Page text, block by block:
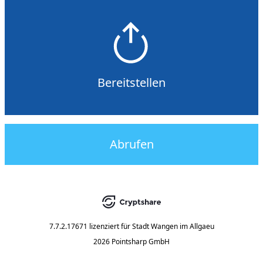
Bereitstellen
Abrufen
7.7.2.17671 lizenziert für Stadt Wangen im Allgaeu
2026 Pointsharp GmbH